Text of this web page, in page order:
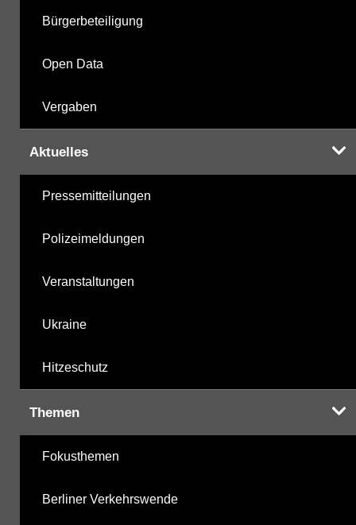
Bürgerbeteiligung
Open Data
Vergaben
Aktuelles
Pressemitteilungen
Polizeimeldungen
Veranstaltungen
Ukraine
Hitzeschutz
Themen
Fokusthemen
Berliner Verkehrswende